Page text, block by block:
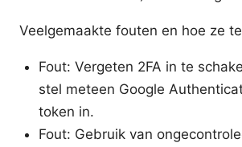
Veelgemaakte fouten en hoe ze
Fout: Vergeten 2FA in te
stel meteen Google
token in.
Fout: Gebruik van